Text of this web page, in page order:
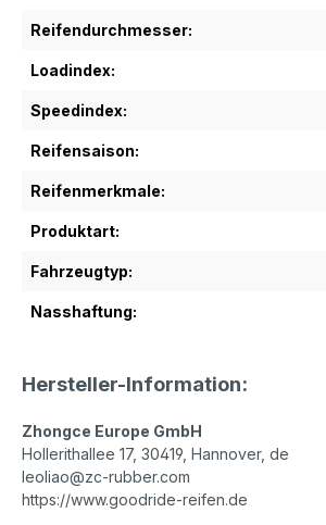
Reifendurchmesser:
Loadindex:
Speedindex:
Reifensaison:
Reifenmerkmale:
Produktart:
Fahrzeugtyp:
Nasshaftung:
Hersteller-Information:
Zhongce Europe GmbH
Hollerithallee 17, 30419, Hannover, de
leoliao@zc-rubber.com
https://www.goodride-reifen.de